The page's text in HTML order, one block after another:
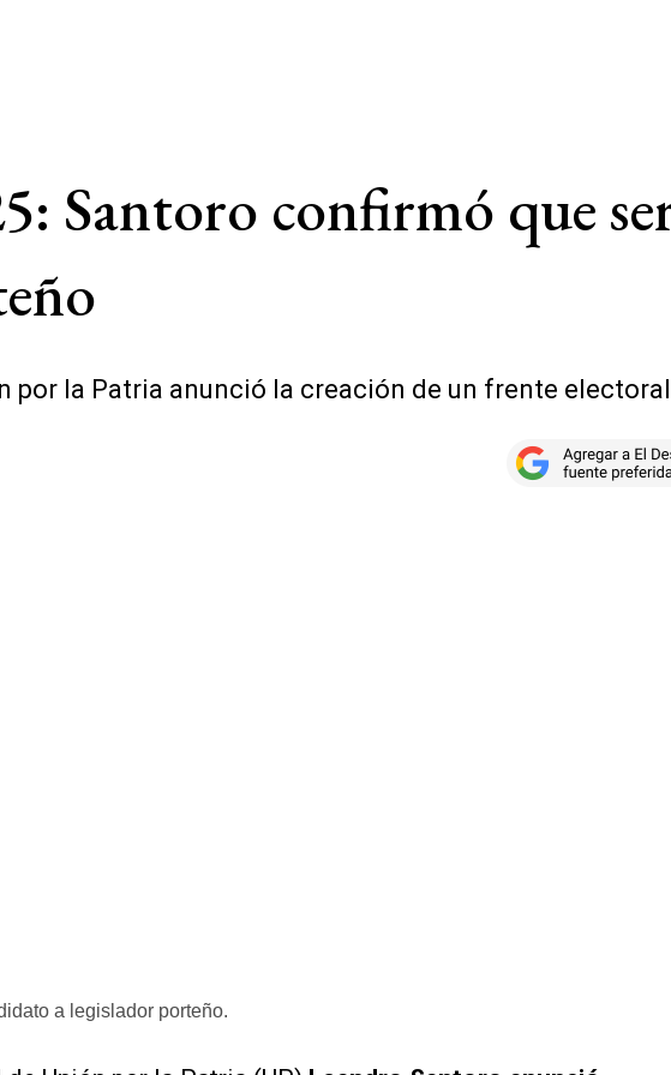
Santoro confirmó que
por la Patria anunció la creación de un frente
a legislador porteño.